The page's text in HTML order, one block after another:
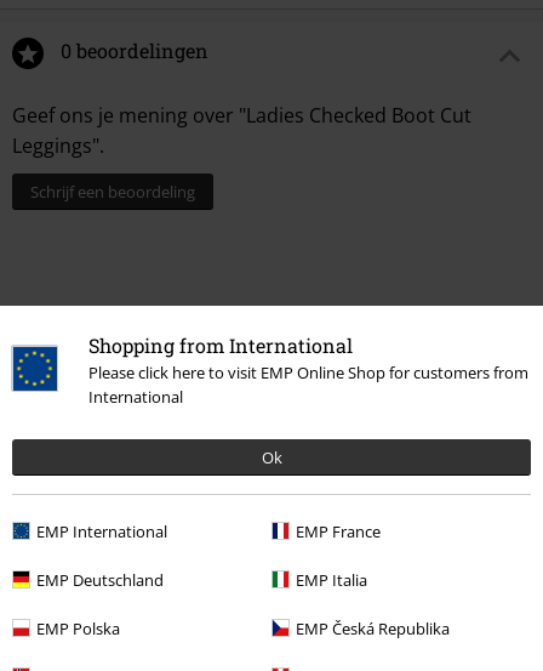
Shopping from International
Please click here to visit EMP Online Shop for customers from
International
Ok
EMP International EMP France
EMP Deutschland EMP Italia
EMP Polska EMP Česká Republika
0 beoordelingen
Geef ons je mening over "Ladies Checked Boot Cut
Leggings".
Schrijf een beoordeling